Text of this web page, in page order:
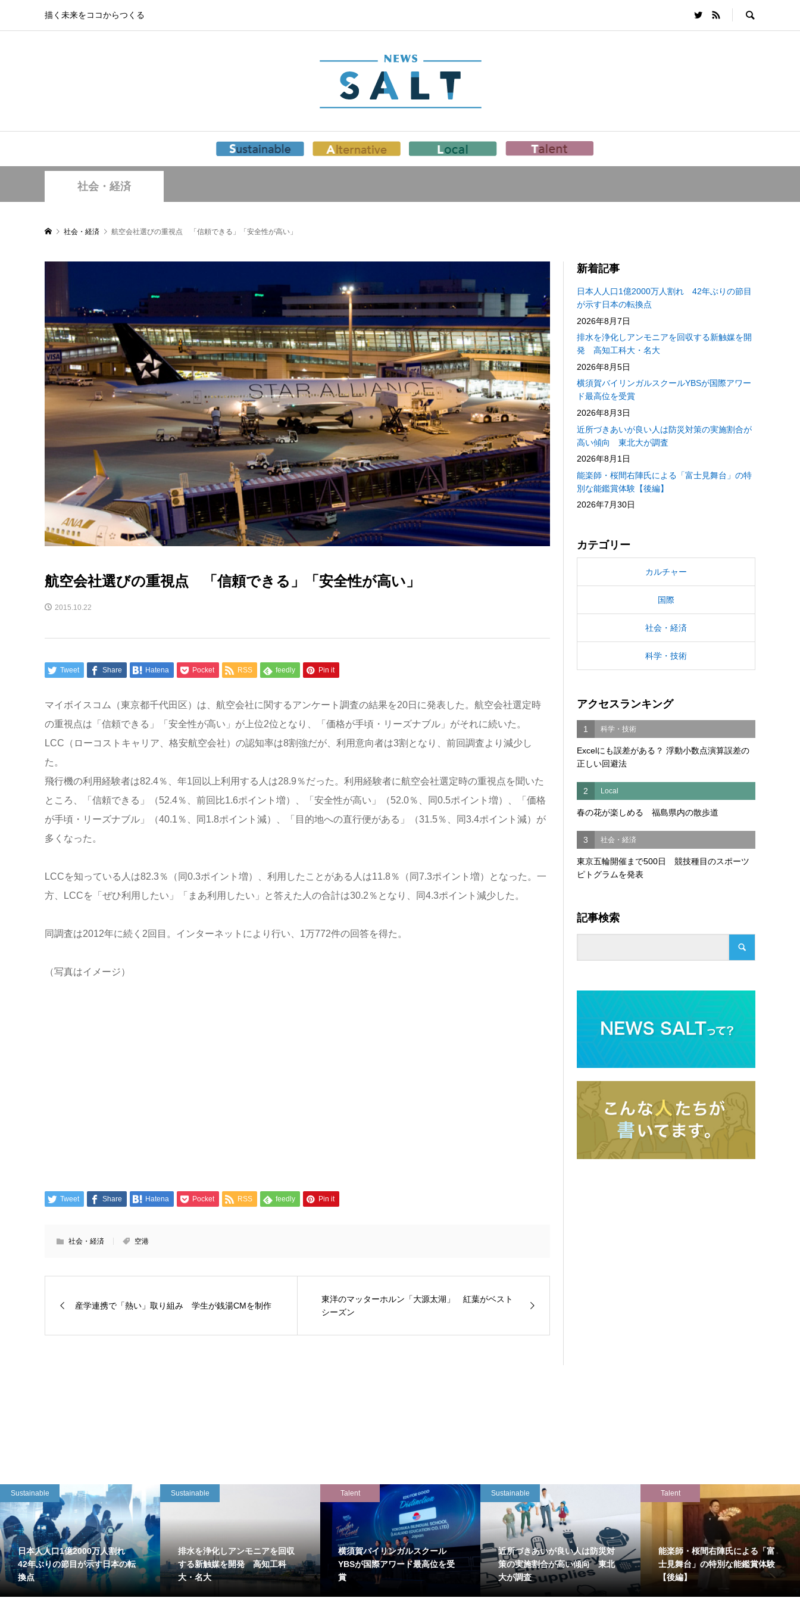
描く未来をココからつくる
社会・経済
社会・経済 航空会社選びの重視点 「信頼できる」「安全性が高い」
航空会社選びの重視点 「信頼できる」「安全性が高い」
2015.10.22
Tweet Share Hatena Pocket RSS feedly Pin it
マイボイスコム（東京都千代田区）は、航空会社に関するアンケート調査の結果を20日に発表した。航空会社選定時
の重視点は「信頼できる」「安全性が高い」が上位2位となり、「価格が手頃・リーズナブル」がそれに続いた。
LCC（ローコストキャリア、格安航空会社）の認知率は8割強だが、利用意向者は3割となり、前回調査より減少し
た。
飛行機の利用経験者は82.4％、年1回以上利用する人は28.9％だった。利用経験者に航空会社選定時の重視点を聞いた
ところ、「信頼できる」（52.4％、前回比1.6ポイント増）、「安全性が高い」（52.0％、同0.5ポイント増）、「価格
が手頃・リーズナブル」（40.1％、同1.8ポイント減）、「目的地への直行便がある」（31.5％、同3.4ポイント減）が
多くなった。
LCCを知っている人は82.3％（同0.3ポイント増）、利用したことがある人は11.8％（同7.3ポイント増）となった。一
方、LCCを「ぜひ利用したい」「まあ利用したい」と答えた人の合計は30.2％となり、同4.3ポイント減少した。
同調査は2012年に続く2回目。インターネットにより行い、1万772件の回答を得た。
（写真はイメージ）
Tweet Share Hatena Pocket RSS feedly Pin it
社会・経済 空港
産学連携で「熱い」取り組み 学生が銭湯CMを制作
東洋のマッターホルン「大源太湖」 紅葉がベスト
シーズン
新着記事
日本人人口1億2000万人割れ 42年ぶりの節目
が示す日本の転換点
2026年8月7日
排水を浄化しアンモニアを回収する新触媒を開
発 高知工科大・名大
2026年8月5日
横須賀バイリンガルスクールYBSが国際アワー
ド最高位を受賞
2026年8月3日
近所づきあいが良い人は防災対策の実施割合が
高い傾向 東北大が調査
2026年8月1日
能楽師・桜間右陣氏による「富士見舞台」の特
別な能鑑賞体験【後編】
2026年7月30日
カテゴリー
カルチャー
国際
社会・経済
科学・技術
アクセスランキング
1 科学・技術
Excelにも誤差がある？ 浮動小数点演算誤差の
正しい回避法
2 Local
春の花が楽しめる 福島県内の散歩道
3 社会・経済
東京五輪開催まで500日 競技種目のスポーツ
ピトグラムを発表
記事検索
Sustainable
日本人人口1億2000万人割れ
42年ぶりの節目が示す日本の転
換点
Sustainable
排水を浄化しアンモニアを回収
する新触媒を開発 高知工科
大・名大
Talent
横須賀バイリンガルスクール
YBSが国際アワード最高位を受
賞
Sustainable
近所づきあいが良い人は防災対
策の実施割合が高い傾向 東北
大が調査
Talent
能楽師・桜間右陣氏による「富
士見舞台」の特別な能鑑賞体験
【後編】